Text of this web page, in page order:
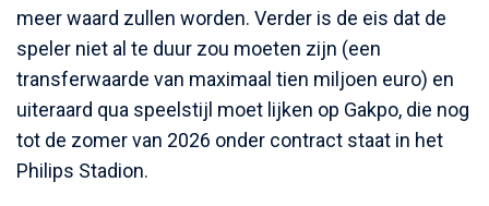
meer waard zullen worden. Verder is de eis dat de
speler niet al te duur zou moeten zijn (een
transferwaarde van maximaal tien miljoen euro) en
uiteraard qua speelstijl moet lijken op Gakpo, die nog
tot de zomer van 2026 onder contract staat in het
Philips Stadion.